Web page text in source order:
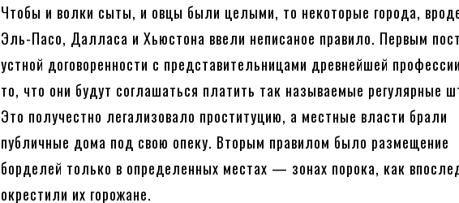
Чтобы и волки сыты, и овцы были целыми, то некоторые города,
Эль-Пасо, Далласа и Хьюстона ввели неписаное правило. Первым
устной договоренности с представительницами древнейшей
то, что они будут соглашаться платить так называемые регулярные
Это получестно легализовало проституцию, а местные власти брали
публичные дома под свою опеку. Вторым правилом было размещение
борделей только в определенных местах — зонах порока, как
окрестили их горожане.